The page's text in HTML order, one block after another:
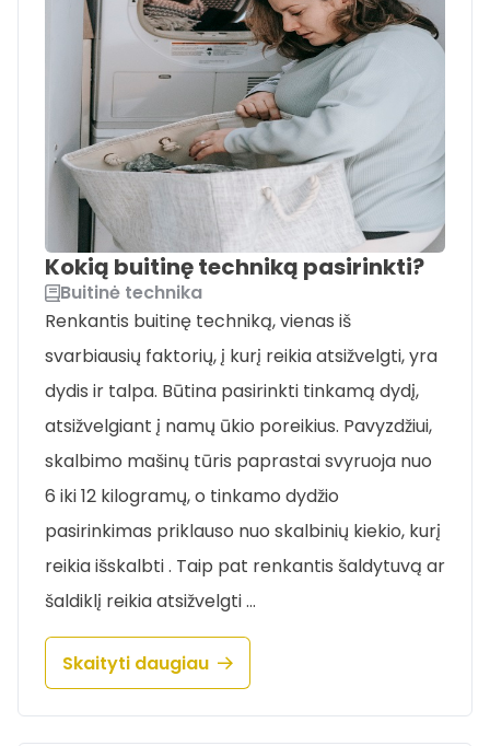
Kokią buitinę techniką pasirinkti?
Buitinė technika
Renkantis buitinę techniką, vienas iš
svarbiausių faktorių, į kurį reikia atsižvelgti, yra
dydis ir talpa. Būtina pasirinkti tinkamą dydį,
atsižvelgiant į namų ūkio poreikius. Pavyzdžiui,
skalbimo mašinų tūris paprastai svyruoja nuo
6 iki 12 kilogramų, o tinkamo dydžio
pasirinkimas priklauso nuo skalbinių kiekio, kurį
reikia išskalbti . Taip pat renkantis šaldytuvą ar
šaldiklį reikia atsižvelgti …
Skaityti daugiau